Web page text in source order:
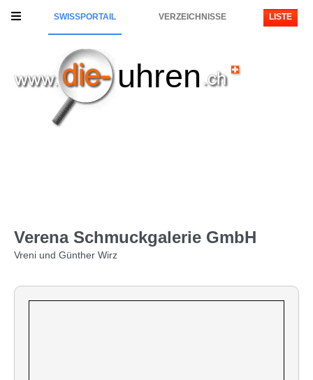
SWISSPORTAIL VERZEICHNISSE LISTE
uhren
Verena Schmuckgalerie GmbH
Vreni und Günther Wirz